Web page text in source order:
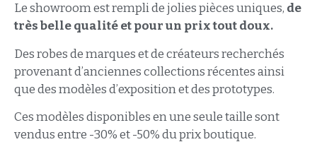
Le showroom est rempli de jolies pièces uniques, de
très belle qualité et pour un prix tout doux.
Des robes de marques et de créateurs recherchés
provenant d’anciennes collections récentes ainsi
que des modèles d’exposition et des prototypes.
Ces modèles disponibles en une seule taille sont
vendus entre -30% et -50% du prix boutique.